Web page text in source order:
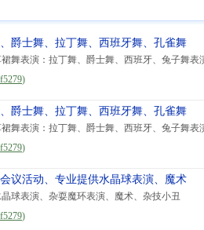
爵士舞、拉丁舞、西班牙舞、孔雀舞
舞表演：拉丁舞、爵士舞、西班牙、兔子舞表
)
爵士舞、拉丁舞、西班牙舞、孔雀舞
舞表演：拉丁舞、爵士舞、西班牙、兔子舞表
)
议活动、专业提供水晶球表演、魔术
球表演、杂耍魔环表演、魔术、杂技小丑
)